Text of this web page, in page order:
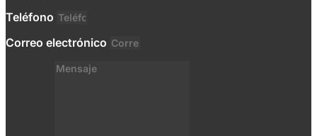
Teléfono
Correo electrónico